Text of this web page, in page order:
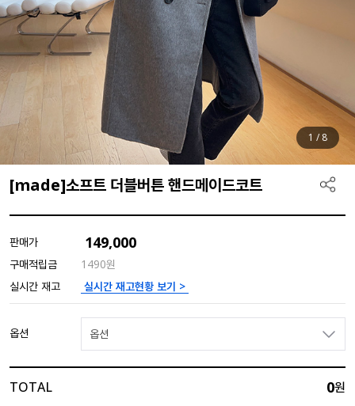
1 /8
[made]소프트 더블버튼 핸드메이드코트
판매가 149,000
구매적립금
1490원
실시간 재고
실시간 재고현황 보기 >
옵션 옵션
TOTAL 0원